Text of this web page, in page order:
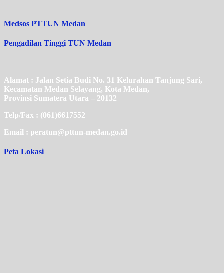
Medsos PTTUN Medan
Pengadilan Tinggi TUN Medan
Alamat : Jalan Setia Budi No. 31 Kelurahan Tanjung Sari,
Kecamatan Medan Selayang, Kota Medan,
Provinsi Sumatera Utara – 20132
Telp/Fax : (061)6617552
Email : peratun@pttun-medan.go.id
Peta Lokasi